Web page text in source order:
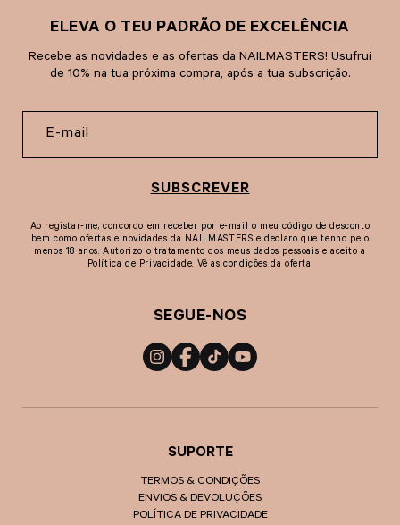
ELEVA O TEU PADRÃO DE EXCELÊNCIA
Recebe as novidades e as ofertas da NAILMASTERS! Usufrui
de 10% na tua próxima compra, após a tua subscrição.
SUBSCREVER
Ao registar-me, concordo em receber por e-mail o meu código de desconto
bem como ofertas e novidades da NAILMASTERS e declaro que tenho pelo
menos 18 anos. Autorizo o tratamento dos meus dados pessoais e aceito a
Política de Privacidade. Vê as condições da oferta.
SEGUE-NOS
InstagramFacebook
TikTokYouTube
SUPORTE
TERMOS & CONDIÇÕES
ENVIOS & DEVOLUÇÕES
POLÍTICA DE PRIVACIDADE